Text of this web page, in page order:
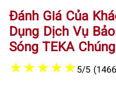
Đánh Giá Của
Dụng Dịch Vụ
Sóng TEKA
★★★★★5/5